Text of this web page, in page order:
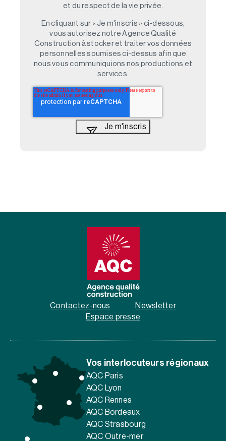
et du respect de la vie privée.
En cliquant sur « Je m'inscris » ci-dessous,
vous autorisez notre Agence Qualité
Construction à stocker et traiter vos données
personnelles soumises ci-dessus afin que
nous vous communiquions nos productions et
services.
Contactez-nous
Newsletter
Espace presse
Vos interlocuteurs régionaux
AQC Paris
AQC Lyon
AQC Rennes
AQC Bordeaux
AQC Strasbourg
AQC Outre-mer